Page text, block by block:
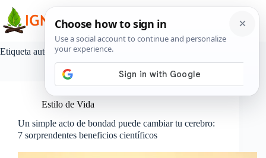
contenido
Etiqueta autoestima
Estilo de Vida
Un simple acto de bondad puede cambiar tu cerebro:
7 sorprendentes beneficios científicos